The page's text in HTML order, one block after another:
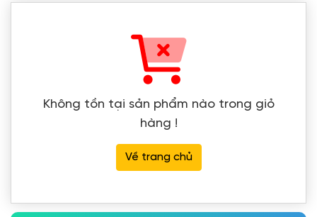
Không tồn tại sản phẩm nào trong giỏ
hàng !
Về trang chủ